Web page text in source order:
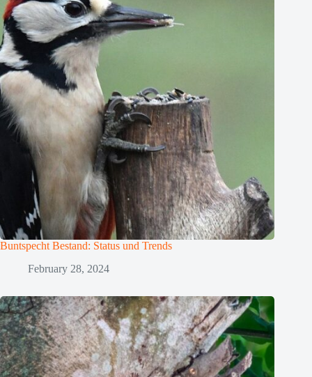
Buntspecht Bestand: Status und Trends
February 28, 2024